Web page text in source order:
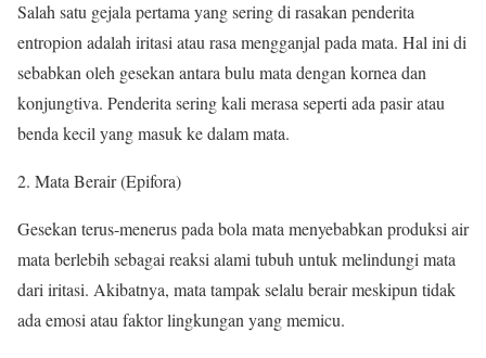
Salah satu gejala pertama yang sering di rasakan penderita
entropion adalah iritasi atau rasa mengganjal pada mata. Hal ini di
sebabkan oleh gesekan antara bulu mata dengan kornea dan
konjungtiva. Penderita sering kali merasa seperti ada pasir atau
benda kecil yang masuk ke dalam mata.
Mata Berair (Epifora)
Gesekan terus-menerus pada bola mata menyebabkan produksi air
mata berlebih sebagai reaksi alami tubuh untuk melindungi mata
dari iritasi. Akibatnya, mata tampak selalu berair meskipun tidak
ada emosi atau faktor lingkungan yang memicu.